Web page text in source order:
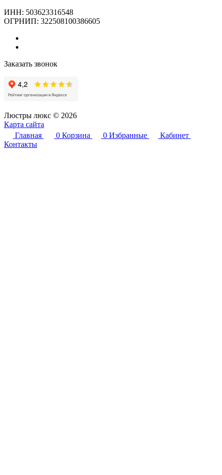
ИНН: 503623316548
ОГРНИП: 322508100386605
Заказать звонок
Люстры люкс © 2026
Карта сайта
Главная
0 Корзина 0 Избранные
Кабинет
Контакты